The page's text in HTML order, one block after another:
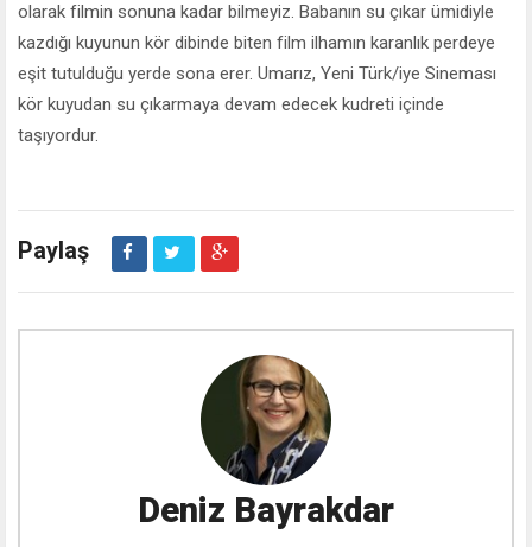
olarak filmin sonuna kadar bilmeyiz. Babanın su çıkar ümidiyle
kazdığı kuyunun kör dibinde biten film ilhamın karanlık perdeye
eşit tutulduğu yerde sona erer. Umarız, Yeni Türk/iye Sineması
kör kuyudan su çıkarmaya devam edecek kudreti içinde
taşıyordur.
Paylaş
Deniz Bayrakdar